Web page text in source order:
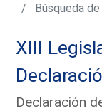
Búsqueda
XIII
Declaración